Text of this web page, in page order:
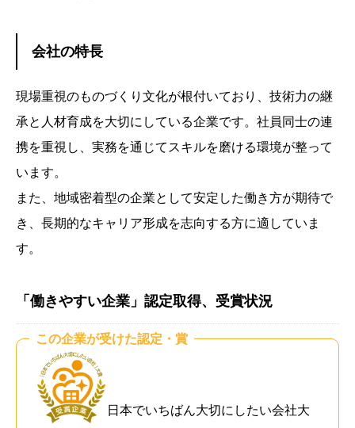
会社の特長
現場重視のものづくり文化が根付いており、技術力の継
承と人材育成を大切にしている企業です。社員同士の連
携を重視し、実務を通じてスキルを磨ける環境が整って
います。
また、地域密着型の企業として安定した働き方が期待で
き、長期的なキャリア形成を志向する方に適していま
す。
「働きやすい企業」認定取得、受賞状況
この企業が受けた認定・賞
日本でいちばん大切にしたい会社大